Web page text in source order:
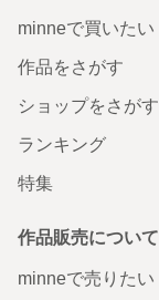
minneで買いたい
作品をさがす
ショップをさがす
ランキング
特集
作品販売について
minneで売りたい